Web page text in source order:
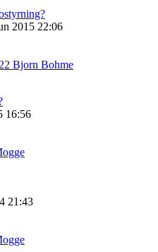
2015 22:06
Bjorn Bohme
16:56
21:43